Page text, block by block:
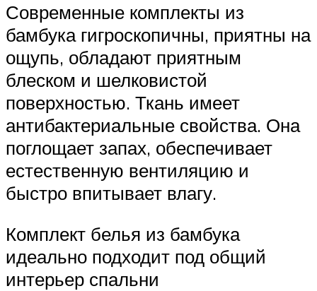
Современные комплекты из
бамбука гигроскопичны, приятны на
ощупь, обладают приятным
блеском и шелковистой
поверхностью. Ткань имеет
антибактериальные свойства. Она
поглощает запах, обеспечивает
естественную вентиляцию и
быстро впитывает влагу.
Комплект белья из бамбука
идеально подходит под общий
интерьер спальни